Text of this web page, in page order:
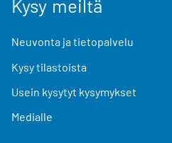
Kysy meiltä
Neuvonta ja tietopalvelu
Kysy tilastoista
Usein kysytyt kysymykset
Medialle